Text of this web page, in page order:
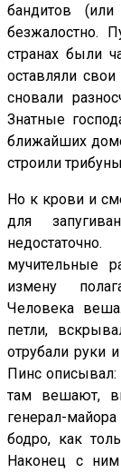
бандитов (или
безжалостно.
странах были
оставляли
сновали
Знатные
ближайших
строили
Но к крови и
для
мучительные
измену
Человека
петли,
отрубали руки
Пинс описывал:
там вешают,
генерал-
бодро, как
Наконец с